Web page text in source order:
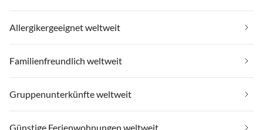
Allergikergeeignet weltweit
Familienfreundlich weltweit
Gruppenunterkünfte weltweit
Günstige Ferienwohnungen weltweit